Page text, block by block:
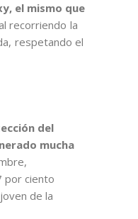
el mismo que
recorriendo la
respetando el
del
mucha
por ciento
de la